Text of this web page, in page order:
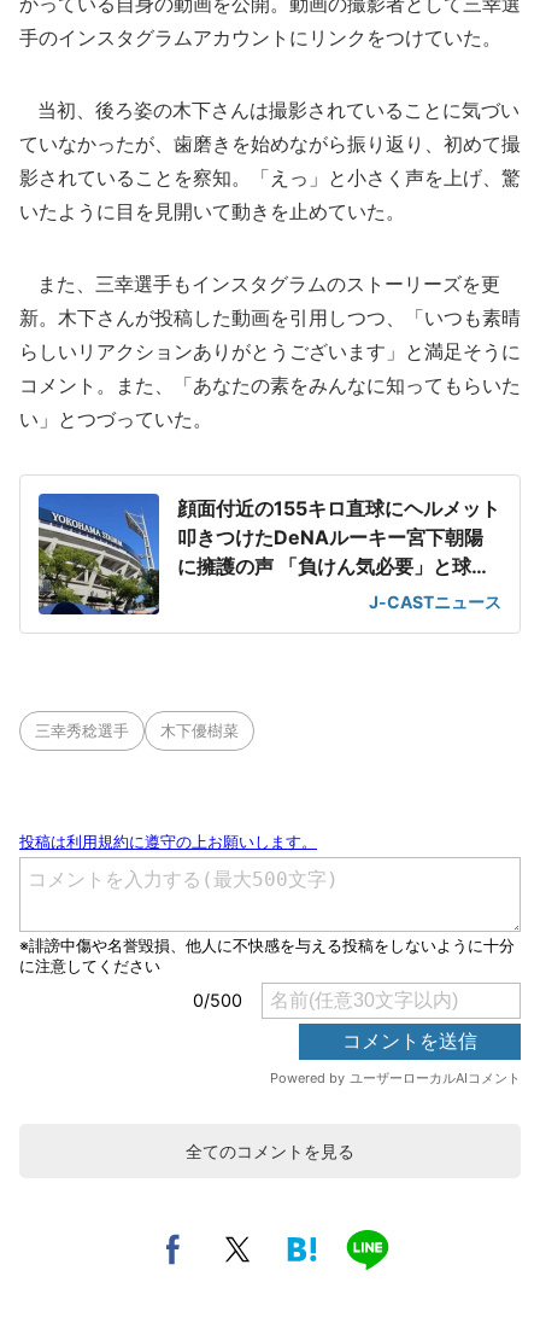
手のインスタグラムアカウントにリンクをつけていた。
当初、後ろ姿の木下さんは撮影されていることに気づい
ていなかったが、歯磨きを始めながら振り返り、初めて撮
影されていることを察知。「えっ」と小さく声を上げ、驚
いたように目を見開いて動きを止めていた。
また、三幸選手もインスタグラムのストーリーズを更
新。木下さんが投稿した動画を引用しつつ、「いつも素晴
らしいリアクションありがとうございます」と満足そうに
コメント。また、「あなたの素をみんなに知ってもらいた
い」とつづっていた。
顔面付近の155キロ直球にヘルメット
叩きつけたDeNAルーキー宮下朝陽
に擁護の声 「負けん気必要」と球団
J-CASTニュース
三幸秀稔選手 木下優樹菜
全てのコメントを見る